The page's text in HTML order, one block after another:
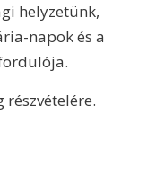
helyzetünk,
napok és a